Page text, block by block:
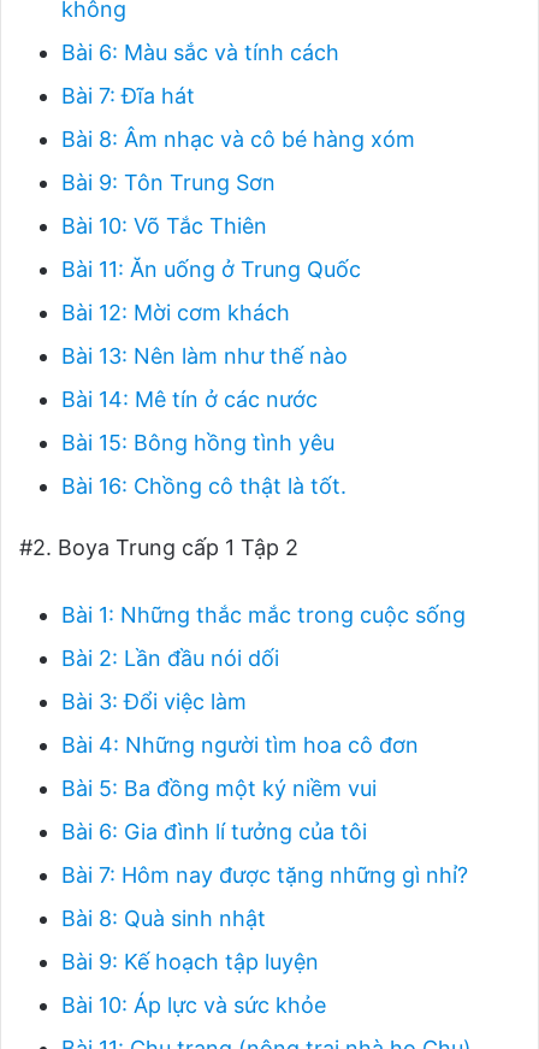
không
Bài 6: Màu sắc và tính cách
Bài 7: Đĩa hát
Bài 8: Âm nhạc và cô bé hàng xóm
Bài 9: Tôn Trung Sơn
Bài 10: Võ Tắc Thiên
Bài 11: Ăn uống ở Trung Quốc
Bài 12: Mời cơm khách
Bài 13: Nên làm như thế nào
Bài 14: Mê tín ở các nước
Bài 15: Bông hồng tình yêu
Bài 16: Chồng cô thật là tốt.
#2. Boya Trung cấp 1 Tập 2
Bài 1: Những thắc mắc trong cuộc sống
Bài 2: Lần đầu nói dối
Bài 3: Đổi việc làm
Bài 4: Những người tìm hoa cô đơn
Bài 5: Ba đồng một ký niềm vui
Bài 6: Gia đình lí tưởng của tôi
Bài 7: Hôm nay được tặng những gì nhỉ?
Bài 8: Quà sinh nhật
Bài 9: Kế hoạch tập luyện
Bài 10: Áp lực và sức khỏe